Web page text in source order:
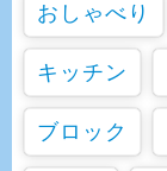
おしゃべり
キッチン
ブロック